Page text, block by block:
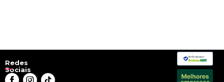
Redes
Sociais
Verificada por